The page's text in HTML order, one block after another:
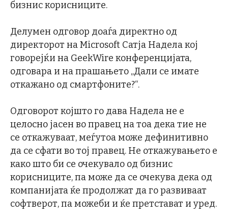
бизнис корисниците.
Делумен одговор доаѓа директно од
директорот на Microsoft Сатја Надела кој
говорејќи на GeekWire конференцијата,
одговара и на прашањето „Дали се имате
откажано од смартфоните?“.
Одговорот којшто го дава Надела не е
целосно јасен во правец на тоа дека тие не
се откажуваат, меѓутоа може дефинитивно
да се сфати во тој правец. Не откажувањето е
како што би се очекувало од бизнис
корисниците, па може да се очекува дека од
компанијата ќе продолжат да го развиваат
софтверот, па можеби и ќе претстават и уред.